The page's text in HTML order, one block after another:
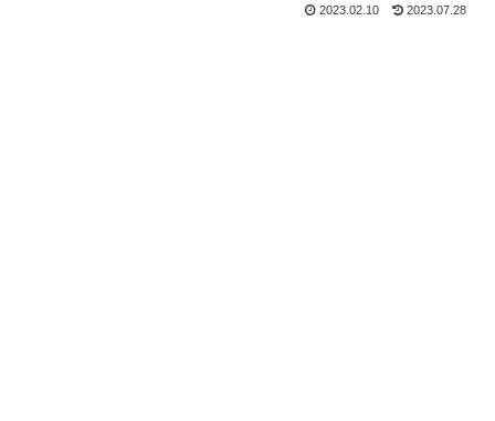
2023.02.10 2023.07.28